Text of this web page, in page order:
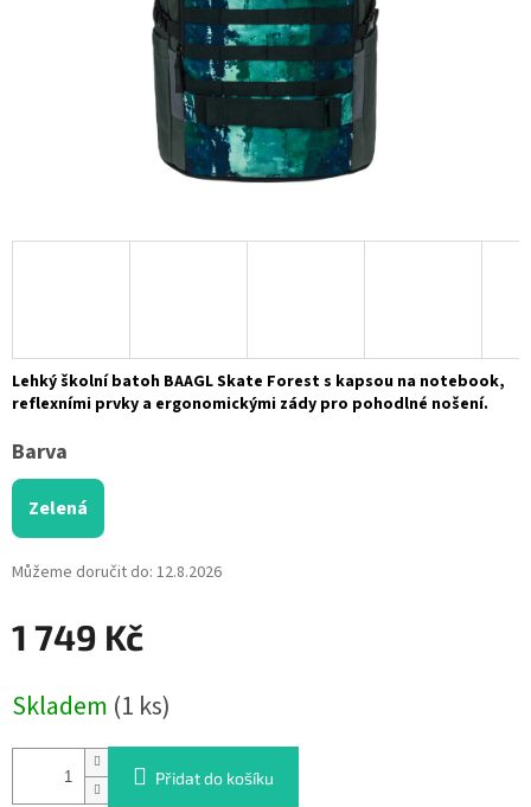
1 749 Kč
cena:
Skladem (1 ks)
Barva
Zelená
Můžeme doručit do: 12.8.2026
Přidat do košíku
Lehký školní batoh BAAGL Skate Forest s kapsou na notebook,
reflexními prvky a ergonomickými zády pro pohodlné nošení.